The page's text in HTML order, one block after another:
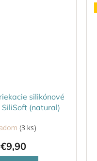
silikónové
(natural)
(3 ks)
€9,90